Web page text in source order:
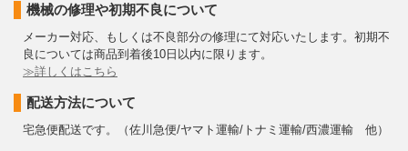
機械の修理や初期不良について
メーカー対応、もしくは不良部分の修理にて対応いたします。初期不
良については商品到着後10日以内に限ります。
≫詳しくはこちら
配送方法について
宅急便配送です。（佐川急便/ヤマト運輸/トナミ運輸/西濃運輸 他）